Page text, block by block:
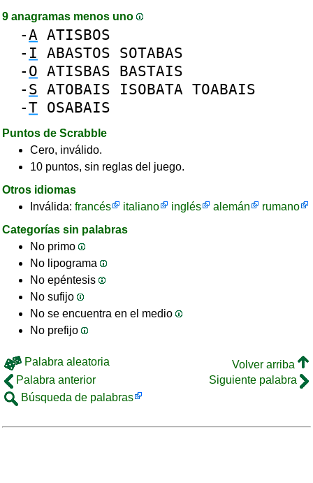
9 anagramas menos uno
-A ATISBOS
- I ABASTOS SOTABAS
- O ATISBAS BASTAIS
- S ATOBAIS ISOBATA TOABAIS
-T OSABAIS
Puntos de Scrabble
Cero, inválido.
10 puntos, sin reglas del juego.
Otros idiomas
Inválida: francés italiano inglés alemán
rumano
Categorías sin palabras
No primo
No lipograma
No epéntesis
No sufijo
No se encuentra en el medio
No prefijo
Palabra aleatoria
Volver arriba
Palabra anterior
Siguiente palabra
Búsqueda de palabras